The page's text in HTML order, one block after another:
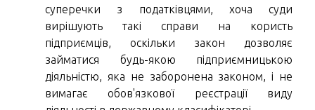
суперечки з податківцями, хоча суди
вирішують такі справи на користь
підприємців, оскільки закон дозволяє
займатися будь-якою підприємницькою
діяльністю, яка не заборонена законом, і не
вимагає обов'язкової реєстрації виду